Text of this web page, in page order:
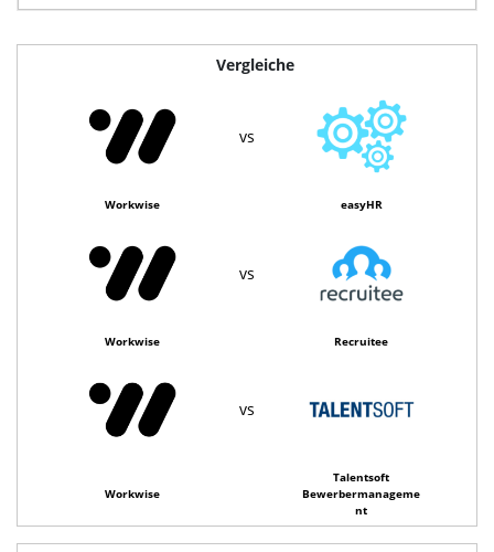
Vergleiche
vs
Workwise easyHR
vs
Workwise Recruitee
vs
Workwise
Talentsoft
Bewerbermanageme
nt